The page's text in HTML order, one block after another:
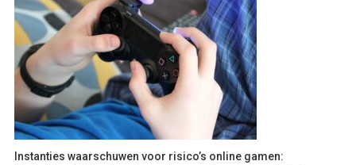
Instanties waarschuwen voor risico’s online gamen: